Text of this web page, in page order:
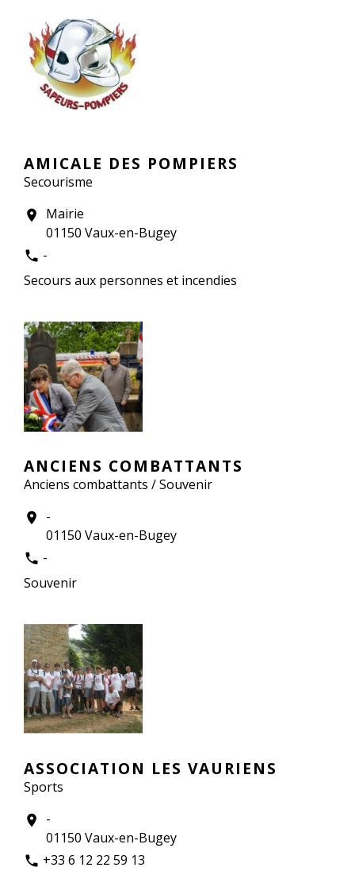
AMICALE DES POMPIERS
Secourisme
location_on
Mairie
01150 Vaux-en-Bugey
phone -
Secours aux personnes et incendies
ANCIENS COMBATTANTS
Anciens combattants / Souvenir
location_on
-
01150 Vaux-en-Bugey
phone -
Souvenir
ASSOCIATION LES VAURIENS
Sports
location_on
-
01150 Vaux-en-Bugey
phone +33 6 12 22 59 13